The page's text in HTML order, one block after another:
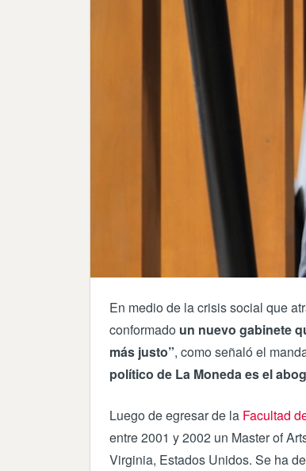
En medio de la crisis social que
conformado un nuevo gabinete
más justo”, como señaló el
político de La Moneda es el
Luego de egresar de la Facultad
entre 2001 y 2002 un Master of
Virginia, Estados Unidos. Se ha